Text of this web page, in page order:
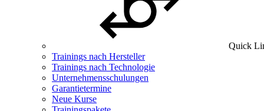
Quick
Trainings nach Hersteller
Trainings nach Technologie
Unternehmensschulungen
Garantietermine
Neue Kurse